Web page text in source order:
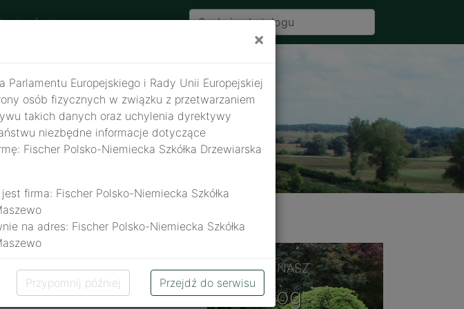
ofertowe
ZOBACZ NASZ
Katalog
×
Europejskiego i Rady Unii Europejskiej
osób fizycznych w związku z przetwarzaniem
takich danych oraz uchylenia dyrektywy
niezbędne informacje dotyczące
Fischer Polsko-Niemiecka Szkółka Drzewiarska
firma: Fischer Polsko-Niemiecka Szkółka
na adres: Fischer Polsko-Niemiecka Szkółka
zobowiązań Administratora
o ochronie danych osobowych z dnia
Przypomnij później Przejdź do serwisu